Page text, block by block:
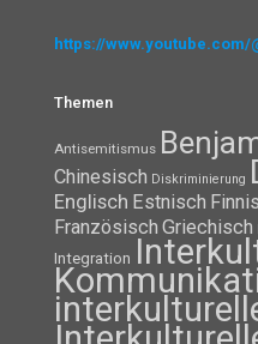
https://www.youtube.com/
Themen
Antisemitismus
Chinesisch Diskriminierung
Englisch Estnisch
Französisch Griechisch
Integration